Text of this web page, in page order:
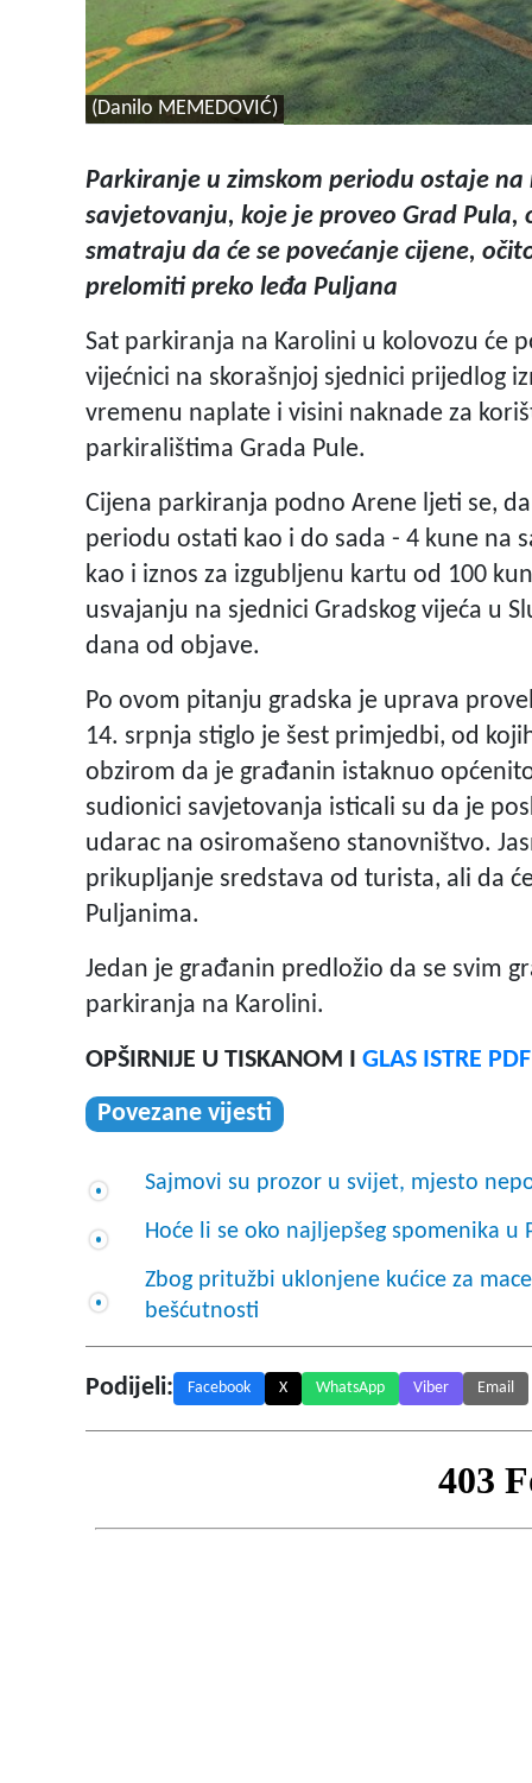
(Danilo MEMEDOVIĆ)
Parkiranje u zimskom periodu ostaje
savjetovanju, koje je proveo Grad
smatraju da će se povećanje cijene,
prelomiti preko leđa Puljana
Sat parkiranja na Karolini u kolovozu će
vijećnici na skorašnjoj sjednici prijedlog
vremenu naplate i visini naknade za
parkiralištima Grada Pule.
Cijena parkiranja podno Arene ljeti se,
periodu ostati kao i do sada - 4 kune na
kao i iznos za izgubljenu kartu od 100
usvajanju na sjednici Gradskog vijeća u
dana od objave.
Po ovom pitanju gradska je uprava
14. srpnja stiglo je šest primjedbi, od
obzirom da je građanin istaknuo
sudionici savjetovanja isticali su da je
udarac na osiromašeno stanovništvo.
prikupljanje sredstava od turista, ali da
Puljanima.
Jedan je građanin predložio da se svim
parkiranja na Karolini.
OPŠIRNIJE U TISKANOM I GLAS ISTRE
Povezane vijesti
Sajmovi su prozor u svijet, mjesto
Hoće li se oko najljepšeg spomenika
Zbog pritužbi uklonjene kućice za
bešćutnosti
Podijeli: Facebook X WhatsApp Viber Email